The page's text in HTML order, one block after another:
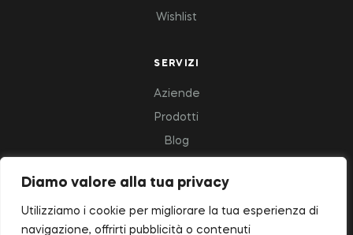
Diamo valore alla tua privacy
Utilizziamo i cookie per migliorare la tua esperienza di
navigazione, offrirti pubblicità o contenuti
Wishlist
SERVIZI
Aziende
Prodotti
Blog
Copyright © 2023 Deluxfood – All Rights Reserved.